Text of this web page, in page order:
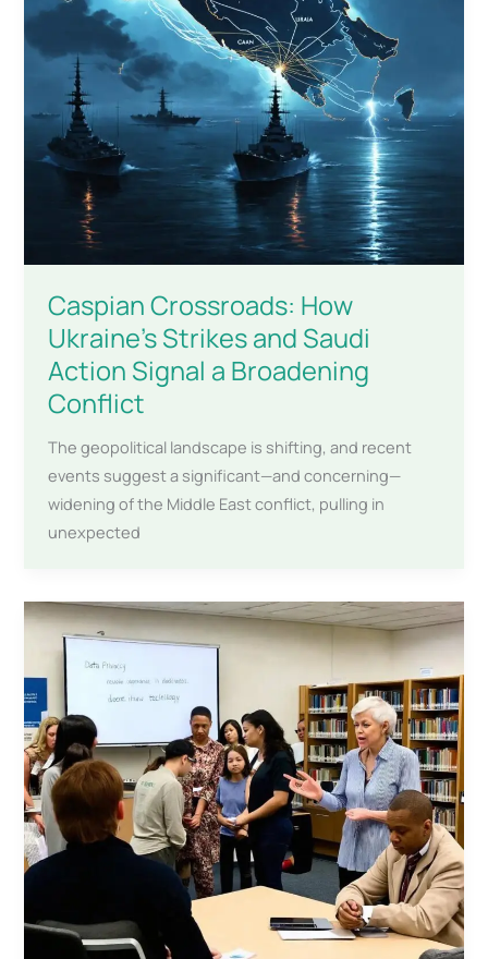
Caspian Crossroads: How
Ukraine’s Strikes and Saudi
Action Signal a Broadening
Conflict
The geopolitical landscape is shifting, and recent
events suggest a significant—and concerning—
widening of the Middle East conflict, pulling in
unexpected